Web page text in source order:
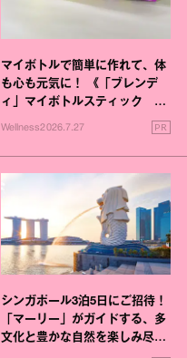
マイボトルで簡単に作れて、体
も心も元気に！ 《「ブレンデ
ィ」マイボトルスティック い
いこと毎日》シリーズが誕生
Wellness2026.7.27 PR
シンガポール3泊5日にご招待！
「マーリー」がガイドする、多
文化と豊かな自然を楽しみ尽く